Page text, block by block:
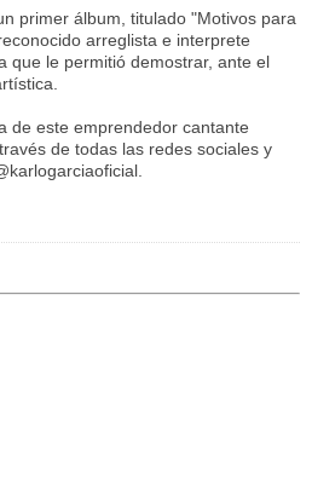
primer álbum, titulado "Motivos para
arreglista e interprete
que le permitió demostrar, ante el
de este emprendedor cantante
de todas las redes sociales y